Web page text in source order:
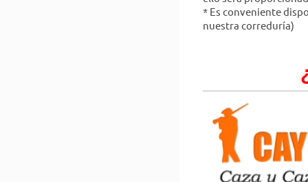
* Es conveniente
nuestra correduría)